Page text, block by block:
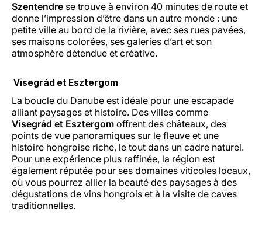
Szentendre se trouve à environ 40 minutes de route et
donne l’impression d’être dans un autre monde : une
petite ville au bord de la rivière, avec ses rues pavées,
ses maisons colorées, ses galeries d’art et son
atmosphère détendue et créative.
Visegrád et Esztergom
La boucle du Danube est idéale pour une escapade
alliant paysages et histoire. Des villes comme
Visegrád et Esztergom offrent des châteaux, des
points de vue panoramiques sur le fleuve et une
histoire hongroise riche, le tout dans un cadre naturel.
Pour une expérience plus raffinée, la région est
également réputée pour ses domaines viticoles locaux,
où vous pourrez allier la beauté des paysages à des
dégustations de vins hongrois et à la visite de caves
traditionnelles.